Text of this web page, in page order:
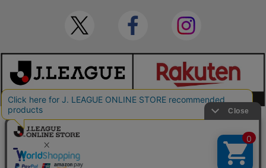
本サイトで使用している文章・画像等の無断での複製・転載を禁止します。
© JAPAN PROFESSIONAL FOOTBALL LEAGUE Rakuten Group, Inc. ALL RIGHTS RE